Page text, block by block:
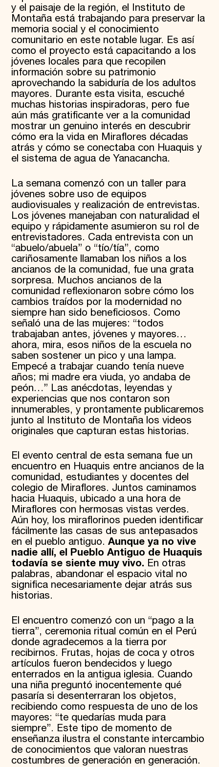
y el paisaje de la región, el Instituto de
Montaña está trabajando para preservar la
memoria social y el conocimiento
comunitario en este notable lugar. Es así
como el proyecto está capacitando a los
jóvenes locales para que recopilen
información sobre su patrimonio
aprovechando la sabiduría de los adultos
mayores. Durante esta visita, escuché
muchas historias inspiradoras, pero fue
aún más gratificante ver a la comunidad
mostrar un genuino interés en descubrir
cómo era la vida en Miraflores décadas
atrás y cómo se conectaba con Huaquis y
el sistema de agua de Yanacancha.
La semana comenzó con un taller para
jóvenes sobre uso de equipos
audiovisuales y realización de entrevistas.
Los jóvenes manejaban con naturalidad el
equipo y rápidamente asumieron su rol de
entrevistadores. Cada entrevista con un
“abuelo/abuela” o “tío/tía”, como
cariñosamente llamaban los niños a los
ancianos de la comunidad, fue una grata
sorpresa. Muchos ancianos de la
comunidad reflexionaron sobre cómo los
cambios traídos por la modernidad no
siempre han sido beneficiosos. Como
señaló una de las mujeres: “todos
trabajaban antes, jóvenes y mayores…
ahora, mira, esos niños de la escuela no
saben sostener un pico y una lampa.
Empecé a trabajar cuando tenía nueve
años; mi madre era viuda, yo andaba de
peón…” Las anécdotas, leyendas y
experiencias que nos contaron son
innumerables, y prontamente publicaremos
junto al Instituto de Montaña los videos
originales que capturan estas historias.
El evento central de esta semana fue un
encuentro en Huaquis entre ancianos de la
comunidad, estudiantes y docentes del
colegio de Miraflores. Juntos caminamos
hacia Huaquis, ubicado a una hora de
Miraflores con hermosas vistas verdes.
Aún hoy, los miraflorinos pueden identificar
fácilmente las casas de sus antepasados ​​
en el pueblo antiguo. Aunque ya no vive
nadie allí, el Pueblo Antiguo de Huaquis
todavía se siente muy vivo. En otras
palabras, abandonar el espacio vital no
significa necesariamente dejar atrás sus
historias.
El encuentro comenzó con un “pago a la
tierra”, ceremonia ritual común en el Perú
donde agradecemos a la tierra por
recibirnos. Frutas, hojas de coca y otros
artículos fueron bendecidos y luego
enterrados en la antigua iglesia. Cuando
una niña preguntó inocentemente qué
pasaría si desenterraran los objetos,
recibiendo como respuesta de uno de los
mayores: “te quedarías muda para
siempre”. Este tipo de momento de
enseñanza ilustra el constante intercambio
de conocimientos que valoran nuestras
costumbres de generación en generación.